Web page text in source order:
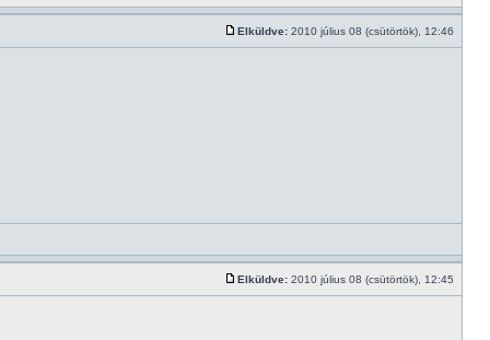
Elküldve: 2010 július 08 (csütörtök), 12:46
Elküldve: 2010 július 08 (csütörtök), 12:45